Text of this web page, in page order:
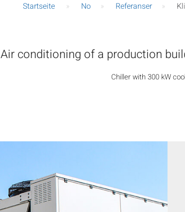
Startseite » No » Referanser »
Air conditioning of a production
Chiller with 300 kW